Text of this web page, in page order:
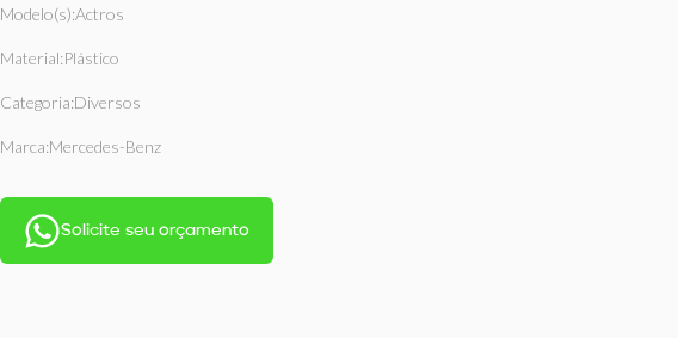
Modelo(s):Actros
Material:Plástico
Categoria:Diversos
Marca:Mercedes-Benz
Solicite seu orçamento